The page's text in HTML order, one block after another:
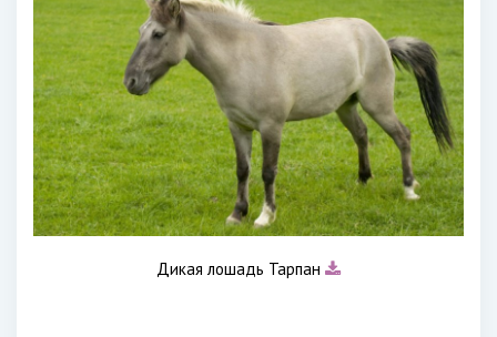
Дикая лошадь Тарпан